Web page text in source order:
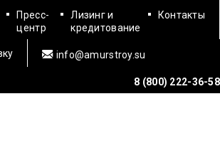
Пресс-
центр
Лизинг и
кредитование
Контакты
info@amurstroy.su
8 (800) 222-36-58